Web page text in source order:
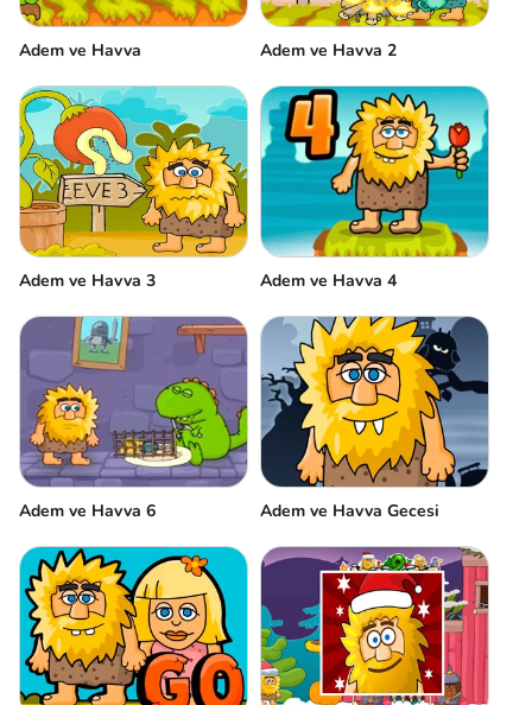
Adem ve Havva Adem ve Havva 2
Adem ve Havva 3 Adem ve Havva 4
Adem ve Havva 6 Adem ve Havva Gecesi